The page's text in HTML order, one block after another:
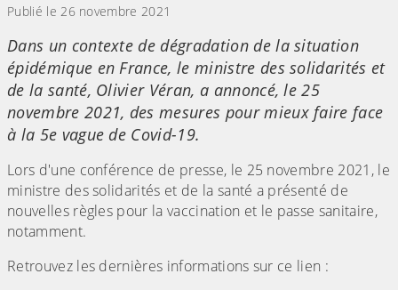
Publié le 26 novembre 2021
Dans un contexte de dégradation de la situation
épidémique en France, le ministre des solidarités et
de la santé, Olivier Véran, a annoncé, le 25
novembre 2021, des mesures pour mieux faire face
à la 5e vague de Covid-19.
Lors d'une conférence de presse, le 25 novembre 2021, le
ministre des solidarités et de la santé a présenté de
nouvelles règles pour la vaccination et le passe sanitaire,
notamment.
Retrouvez les dernières informations sur ce lien :